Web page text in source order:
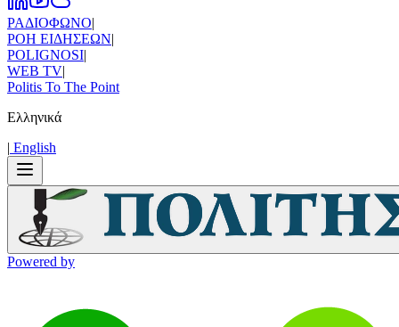
ΡΑΔΙΟΦΩΝΟ|
ΡΟΗ ΕΙΔΗΣΕΩΝ|
POLIGNOSI|
WEB TV|
Politis To The Point
Ελληνικά
| Εnglish
Powered by